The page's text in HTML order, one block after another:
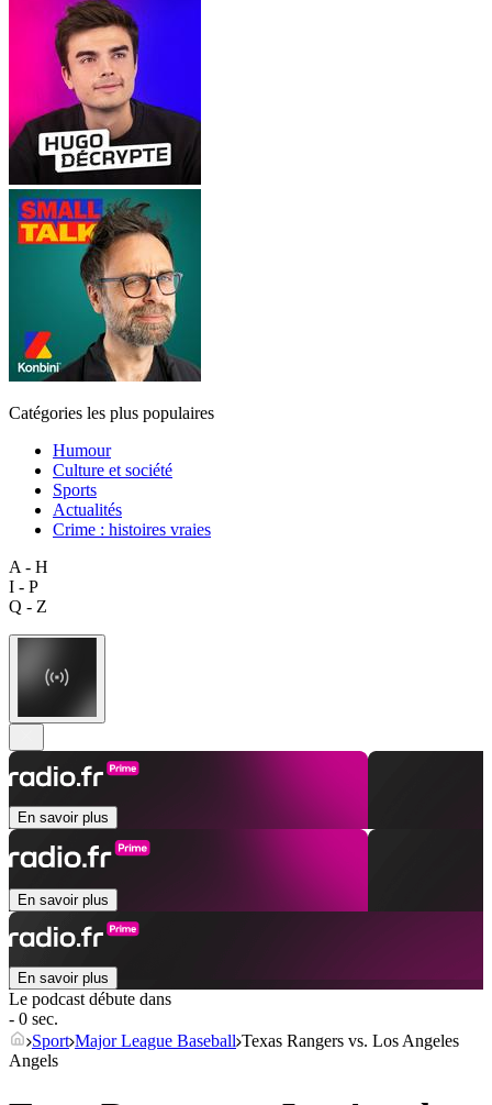
Catégories les plus populaires
Humour
Culture et société
Sports
Actualités
Crime : histoires vraies
A - H
I - P
Q - Z
En savoir plus
En savoir plus
En savoir plus
Le podcast débute dans
- 0 sec.
Sport Major League Baseball Texas Rangers vs. Los Angeles
Angels